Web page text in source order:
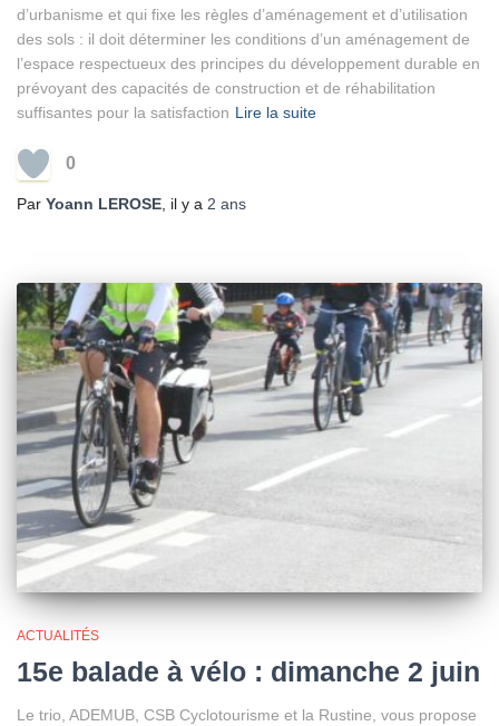
d’urbanisme et qui fixe les règles d’aménagement et d’utilisation
des sols : il doit déterminer les conditions d’un aménagement de
l’espace respectueux des principes du développement durable en
prévoyant des capacités de construction et de réhabilitation
suffisantes pour la satisfaction Lire la suite
0
Par Yoann LEROSE , il y a 2 ans
ACTUALITÉS
15e balade à vélo : dimanche 2 juin
Le trio, ADEMUB, CSB Cyclotourisme et la Rustine, vous propose